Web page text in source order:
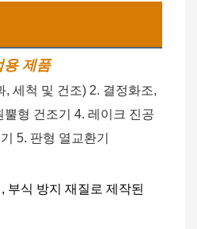
제품
, 세척 및 건조) 2. 결정화조,
뿔형 건조기 4. 레이크 진공
5. 판형 열교환기
부식 방지 재질로 제작된